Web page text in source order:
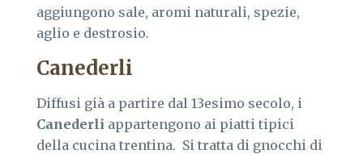
aggiungono sale, aromi naturali, spezie,
aglio e destrosio.
Canederli
Diffusi già a partire dal 13esimo secolo, i
Canederli appartengono ai piatti tipici
della cucina trentina. Si tratta di gnocchi di